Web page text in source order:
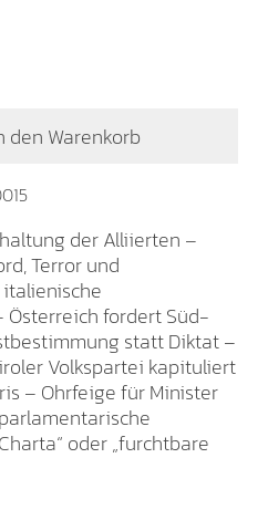
den Warenkorb
der Alliierten –
Terror und
fordert Süd-
statt Diktat –
Volkspartei kapituliert
– Ohrfeige für Minister
oder „furchtbare